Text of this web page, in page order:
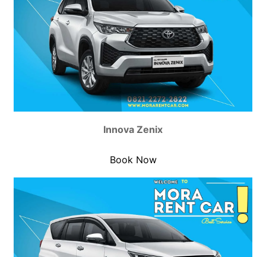
Innova Zenix
Book Now